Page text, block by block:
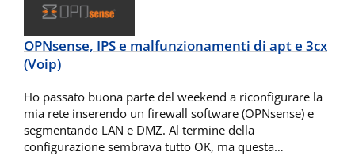
OPNsense, IPS e malfunzionamenti di apt e 3cx
(Voip)
Ho passato buona parte del weekend a riconfigurare la
mia rete inserendo un firewall software (OPNsense) e
segmentando LAN e DMZ. Al termine della
configurazione sembrava tutto OK, ma questa…